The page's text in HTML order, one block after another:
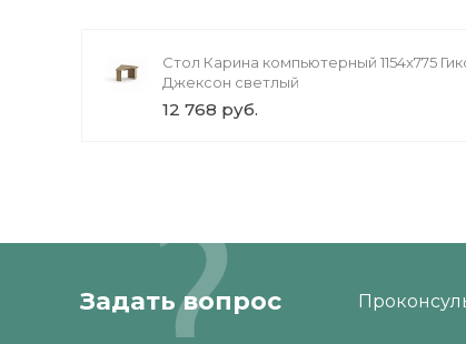
Стол Карина компьютерный 1154x775
Джексон светлый
12 768 руб.
Задать вопрос